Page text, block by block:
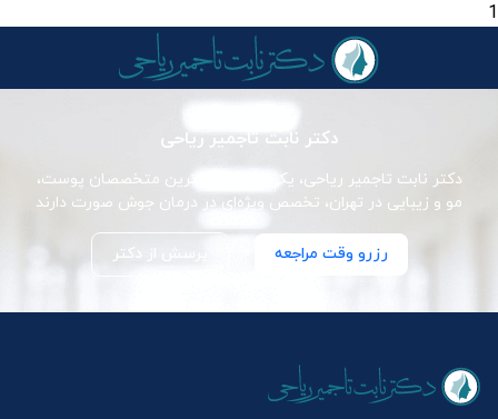
1
دکتر نابت تاجمیر ریاحی
دکتر نابت تاجمیر ریاحی، یکی از برجسته‌ترین متخصصان پوست،
مو و زیبایی در تهران، تخصص ویژه‌ای در درمان جوش صورت دارند
رزرو وقت مراجعه پرسش از دکتر